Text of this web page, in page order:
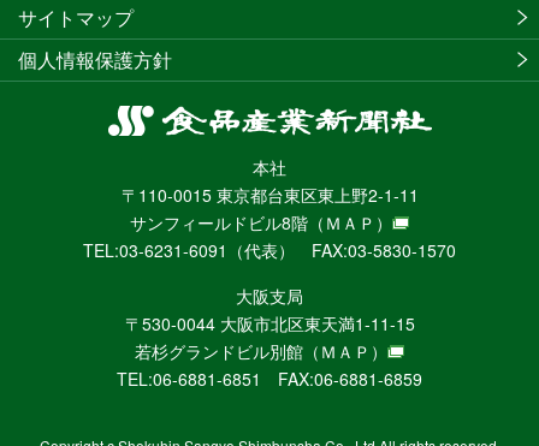
食
産
業
新
聞
社
ニ
ュ
ー
WEB
本社
〒110-0015 東京都台東区東上野2-1-11
サンフィールドビル8階 （ＭＡＰ）
TEL:03-6231-6091（代表） FAX:03-5830-1570
大阪支局
〒530-0044 大阪市北区東天満1-11-15
若杉グランドビル別館 （ＭＡＰ）
TEL:06-6881-6851 FAX:06-6881-6859
サイトマップ
個人情報保護方針